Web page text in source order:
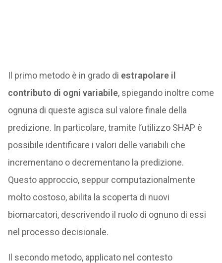
Il primo metodo è in grado di estrapolare il
contributo di ogni variabile, spiegando inoltre come
ognuna di queste agisca sul valore finale della
predizione. In particolare, tramite l’utilizzo SHAP è
possibile identificare i valori delle variabili che
incrementano o decrementano la predizione.
Questo approccio, seppur computazionalmente
molto costoso, abilita la scoperta di nuovi
biomarcatori, descrivendo il ruolo di ognuno di essi
nel processo decisionale.
Il secondo metodo, applicato nel contesto